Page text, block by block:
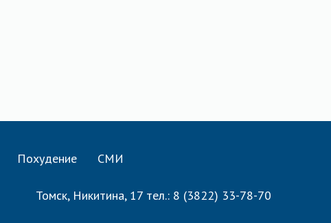
Похудение СМИ
Томск, Никитина, 17 тел.: 8 (3822) 33-78-70